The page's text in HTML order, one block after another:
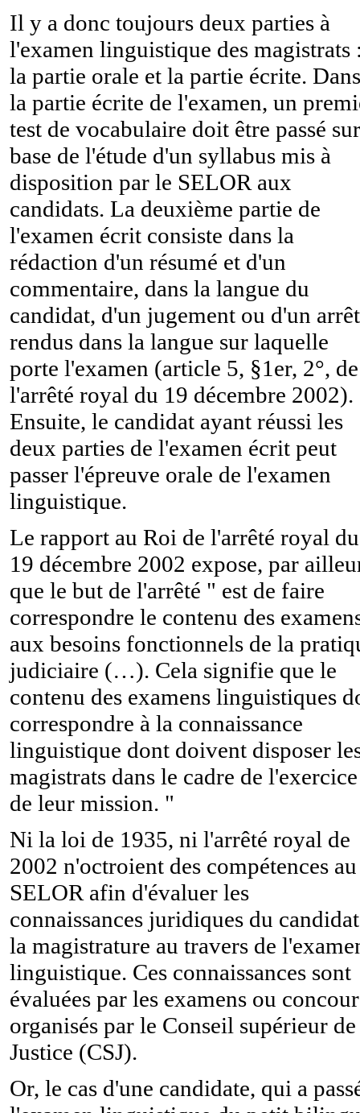
Il y a donc toujours deux parties à
l'examen linguistique des magistrats
la partie orale et la partie écrite. Dans
la partie écrite de l'examen, un
test de vocabulaire doit être passé sur
base de l'étude d'un syllabus mis à
disposition par le SELOR aux
candidats. La deuxième partie de
l'examen écrit consiste dans la
rédaction d'un résumé et d'un
commentaire, dans la langue du
candidat, d'un jugement ou d'un arrêt
rendus dans la langue sur laquelle
porte l'examen (article 5, §1er, 2°, de
l'arrêté royal du 19 décembre 2002).
Ensuite, le candidat ayant réussi les
deux parties de l'examen écrit peut
passer l'épreuve orale de l'examen
linguistique.
Le rapport au Roi de l'arrêté royal du
19 décembre 2002 expose, par
que le but de l'arrêté " est de faire
correspondre le contenu des
aux besoins fonctionnels de la
judiciaire (…). Cela signifie que le
contenu des examens linguistiques
correspondre à la connaissance
linguistique dont doivent disposer
magistrats dans le cadre de l'exercice
de leur mission. "
Ni la loi de 1935, ni l'arrêté royal de
2002 n'octroient des compétences au
SELOR afin d'évaluer les
connaissances juridiques du
la magistrature au travers de
linguistique. Ces connaissances sont
évaluées par les examens ou
organisés par le Conseil supérieur
Justice (CSJ).
Or, le cas d'une candidate, qui a